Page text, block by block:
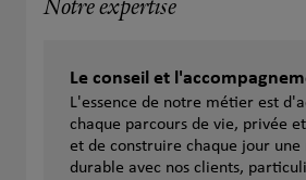
Notre expertise
Le conseil et
L'essence de notre métier est
chaque parcours de vie, privée
et de construire chaque jour
durable avec nos clients,